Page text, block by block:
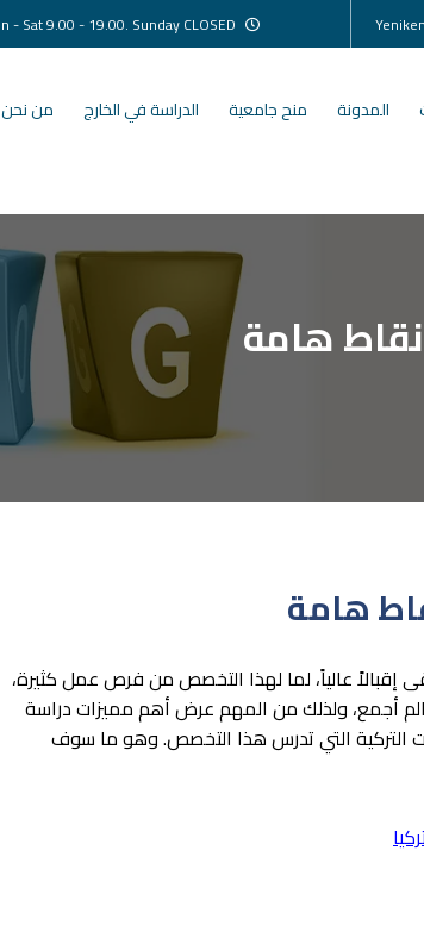
المدونة منح جامعية الدراسة في الخارج من نحن
إقبالاً عالياً، لما لهذا التخصص من فرص عمل كثيرة،
أجمع، ولذلك من المهم عرض أهم مميزات دراسة
التركية التي تدرس هذا التخصص. وهو ما سوف